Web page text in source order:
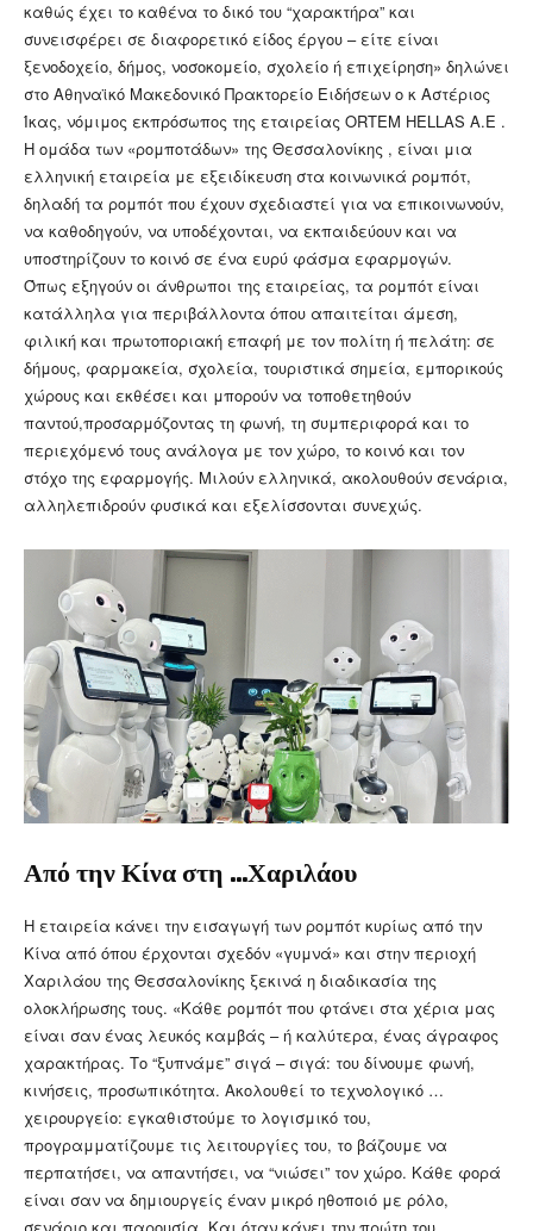
καθώς έχει το καθένα το δικό του “χαρακτήρα” και
συνεισφέρει σε διαφορετικό είδος έργου – είτε είναι
ξενοδοχείο, δήμος, νοσοκομείο, σχολείο ή επιχείρηση» δηλώνει
στο Αθηναϊκό Μακεδονικό Πρακτορείο Ειδήσεων ο κ Αστέριος
Ίκας, νόμιμος εκπρόσωπος της εταιρείας ORTEM HELLAS Α.Ε .
Η ομάδα των «ρομποτάδων» της Θεσσαλονίκης , είναι μια
ελληνική εταιρεία με εξειδίκευση στα κοινωνικά ρομπότ,
δηλαδή τα ρομπότ που έχουν σχεδιαστεί για να επικοινωνούν,
να καθοδηγούν, να υποδέχονται, να εκπαιδεύουν και να
υποστηρίζουν το κοινό σε ένα ευρύ φάσμα εφαρμογών.
Όπως εξηγούν οι άνθρωποι της εταιρείας, τα ρομπότ είναι
κατάλληλα για περιβάλλοντα όπου απαιτείται άμεση,
φιλική και πρωτοποριακή επαφή με τον πολίτη ή πελάτη: σε
δήμους, φαρμακεία, σχολεία, τουριστικά σημεία, εμπορικούς
χώρους και εκθέσει και μπορούν να τοποθετηθούν
παντού,προσαρμόζοντας τη φωνή, τη συμπεριφορά και το
περιεχόμενό τους ανάλογα με τον χώρο, το κοινό και τον
στόχο της εφαρμογής. Μιλούν ελληνικά, ακολουθούν σενάρια,
αλληλεπιδρούν φυσικά και εξελίσσονται συνεχώς.
Από την Κίνα στη …Χαριλάου
Η εταιρεία κάνει την εισαγωγή των ρομπότ κυρίως από την
Κίνα από όπου έρχονται σχεδόν «γυμνά» και στην περιοχή
Χαριλάου της Θεσσαλονίκης ξεκινά η διαδικασία της
ολοκλήρωσης τους. «Κάθε ρομπότ που φτάνει στα χέρια μας
είναι σαν ένας λευκός καμβάς – ή καλύτερα, ένας άγραφος
χαρακτήρας. Το “ξυπνάμε” σιγά – σιγά: του δίνουμε φωνή,
κινήσεις, προσωπικότητα. Ακολουθεί το τεχνολογικό …
χειρουργείο: εγκαθιστούμε το λογισμικό του,
προγραμματίζουμε τις λειτουργίες του, το βάζουμε να
περπατήσει, να απαντήσει, να “νιώσει” τον χώρο. Κάθε φορά
είναι σαν να δημιουργείς έναν μικρό ηθοποιό με ρόλο,